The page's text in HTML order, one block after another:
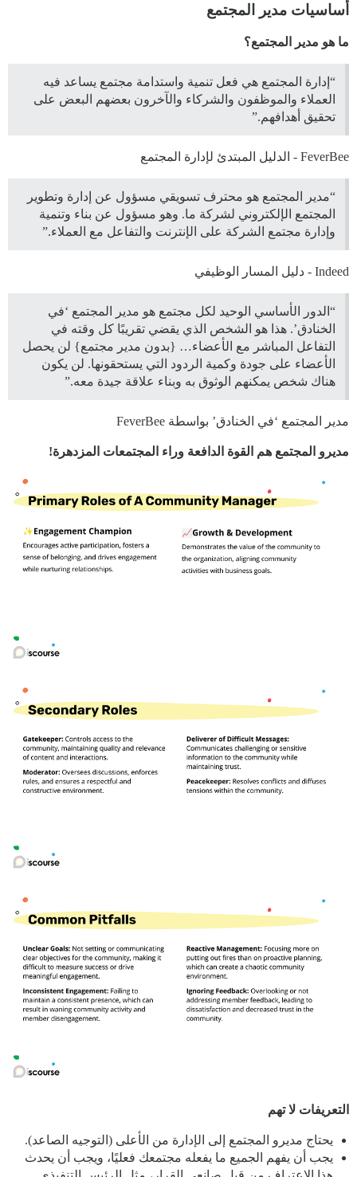
أساسيات مدير المجتمع
ما هو مدير المجتمع؟
“إدارة المجتمع هي فعل تنمية واستدامة مجتمع يساعد فيه
العملاء والموظفون والشركاء والآخرون بعضهم البعض على
تحقيق أهدافهم.”
FeverBee - الدليل المبتدئ لإدارة المجتمع
“مدير المجتمع هو محترف تسويقي مسؤول عن إدارة وتطوير
المجتمع الإلكتروني لشركة ما. وهو مسؤول عن بناء وتنمية
وإدارة مجتمع الشركة على الإنترنت والتفاعل مع العملاء.”
Indeed - دليل المسار الوظيفي
“الدور الأساسي الوحيد لكل مجتمع هو مدير المجتمع ‘في
الخنادق’. هذا هو الشخص الذي يقضي تقريبًا كل وقته في
التفاعل المباشر مع الأعضاء… {بدون مدير مجتمع} لن يحصل
الأعضاء على جودة وكمية الردود التي يستحقونها. لن يكون
هناك شخص يمكنهم الوثوق به وبناء علاقة جيدة معه.”
مدير المجتمع ‘في الخنادق’ بواسطة FeverBee
مديرو المجتمع هم القوة الدافعة وراء المجتمعات المزدهرة!
التعريفات لا تهم
يحتاج مديرو المجتمع إلى الإدارة من الأعلى (التوجيه الصاعد).
يجب أن يفهم الجميع ما يفعله مجتمعك فعليًا، ويجب أن يحدث